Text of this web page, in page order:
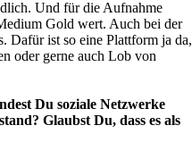
Und für die Aufnahme
Gold wert. Auch bei der
Dafür ist so eine Plattform ja da,
oder gerne auch Lob von
Du soziale Netzwerke
Glaubst Du, dass es als